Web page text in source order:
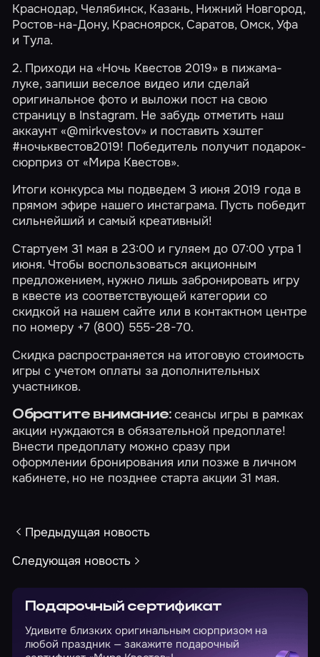
Краснодар, Челябинск, Казань, Нижний Новгород,
Ростов-на-Дону, Красноярск, Саратов, Омск, Уфа
и Тула.
2. Приходи на «Ночь Квестов 2019» в пижама-
луке, запиши веселое видео или сделай
оригинальное фото и выложи пост на свою
страницу в Instagram. Не забудь отметить наш
аккаунт «@mirkvestov» и поставить хэштег
#ночьквестов2019! Победитель получит подарок-
сюрприз от «Мира Квестов».
Итоги конкурса мы подведем 3 июня 2019 года в
прямом эфире нашего инстаграма. Пусть победит
сильнейший и самый креативный!
Стартуем 31 мая в 23:00 и гуляем до 07:00 утра 1
июня. Чтобы воспользоваться акционным
предложением, нужно лишь забронировать игру
в квесте из соответствующей категории со
скидкой на нашем сайте или в контактном центре
по номеру +7 (800) 555-28-70.
Скидка распространяется на итоговую стоимость
игры с учетом оплаты за дополнительных
участников.
Обратите внимание:сеансы игры в рамках
акции нуждаются в обязательной предоплате!
Внести предоплату можно сразу при
оформлении бронирования или позже вличном
кабинете, но не позднее старта акции 31 мая.
Предыдущая новость
Следующая новость
Подарочный сертификат
Удивите близких оригинальным сюрпризом на
любой праздник — закажите подарочный